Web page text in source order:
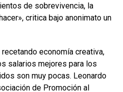
de sobrevivencia, la
critica bajo anonimato un
economía creativa,
salarios mejores para los
son muy pocas. Leonardo
de Promoción al